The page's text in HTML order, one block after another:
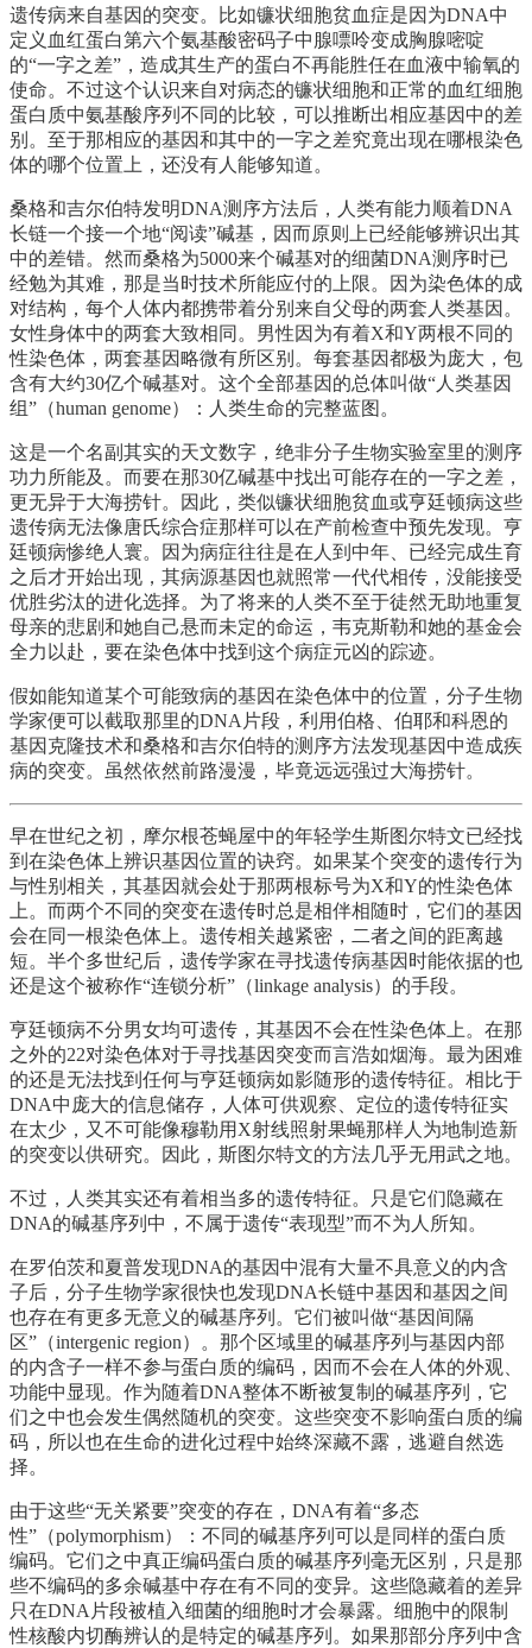
遗传病来自基因的突变。比如镰状细胞贫血症是因为DNA中
定义血红蛋白第六个氨基酸密码子中腺嘌呤变成胸腺嘧啶
的“一字之差”，造成其生产的蛋白不再能胜任在血液中输氧的
使命。不过这个认识来自对病态的镰状细胞和正常的血红细胞
蛋白质中氨基酸序列不同的比较，可以推断出相应基因中的差
别。至于那相应的基因和其中的一字之差究竟出现在哪根染色
体的哪个位置上，还没有人能够知道。
桑格和吉尔伯特发明DNA测序方法后，人类有能力顺着DNA
长链一个接一个地“阅读”碱基，因而原则上已经能够辨识出其
中的差错。然而桑格为5000来个碱基对的细菌DNA测序时已
经勉为其难，那是当时技术所能应付的上限。因为染色体的成
对结构，每个人体内都携带着分别来自父母的两套人类基因。
女性身体中的两套大致相同。男性因为有着X和Y两根不同的
性染色体，两套基因略微有所区别。每套基因都极为庞大，包
含有大约30亿个碱基对。这个全部基因的总体叫做“人类基因
组”（human genome）：人类生命的完整蓝图。
这是一个名副其实的天文数字，绝非分子生物实验室里的测序
功力所能及。而要在那30亿碱基中找出可能存在的一字之差，
更无异于大海捞针。因此，类似镰状细胞贫血或亨廷顿病这些
遗传病无法像唐氏综合症那样可以在产前检查中预先发现。亨
廷顿病惨绝人寰。因为病症往往是在人到中年、已经完成生育
之后才开始出现，其病源基因也就照常一代代相传，没能接受
优胜劣汰的进化选择。为了将来的人类不至于徒然无助地重复
母亲的悲剧和她自己悬而未定的命运，韦克斯勒和她的基金会
全力以赴，要在染色体中找到这个病症元凶的踪迹。
假如能知道某个可能致病的基因在染色体中的位置，分子生物
学家便可以截取那里的DNA片段，利用伯格、伯耶和科恩的
基因克隆技术和桑格和吉尔伯特的测序方法发现基因中造成疾
病的突变。虽然依然前路漫漫，毕竟远远强过大海捞针。
早在世纪之初，摩尔根苍蝇屋中的年轻学生斯图尔特文已经找
到在染色体上辨识基因位置的诀窍。如果某个突变的遗传行为
与性别相关，其基因就会处于那两根标号为X和Y的性染色体
上。而两个不同的突变在遗传时总是相伴相随时，它们的基因
会在同一根染色体上。遗传相关越紧密，二者之间的距离越
短。半个多世纪后，遗传学家在寻找遗传病基因时能依据的也
还是这个被称作“连锁分析”（linkage analysis）的手段。
亨廷顿病不分男女均可遗传，其基因不会在性染色体上。在那
之外的22对染色体对于寻找基因突变而言浩如烟海。最为困难
的还是无法找到任何与亨廷顿病如影随形的遗传特征。相比于
DNA中庞大的信息储存，人体可供观察、定位的遗传特征实
在太少，又不可能像穆勒用X射线照射果蝇那样人为地制造新
的突变以供研究。因此，斯图尔特文的方法几乎无用武之地。
不过，人类其实还有着相当多的遗传特征。只是它们隐藏在
DNA的碱基序列中，不属于遗传“表现型”而不为人所知。
在罗伯茨和夏普发现DNA的基因中混有大量不具意义的内含
子后，分子生物学家很快也发现DNA长链中基因和基因之间
也存在有更多无意义的碱基序列。它们被叫做“基因间隔
区”（intergenic region）。那个区域里的碱基序列与基因内部
的内含子一样不参与蛋白质的编码，因而不会在人体的外观、
功能中显现。作为随着DNA整体不断被复制的碱基序列，它
们之中也会发生偶然随机的突变。这些突变不影响蛋白质的编
码，所以也在生命的进化过程中始终深藏不露，逃避自然选
择。
由于这些“无关紧要”突变的存在，DNA有着“多态
性”（polymorphism）：不同的碱基序列可以是同样的蛋白质
编码。它们之中真正编码蛋白质的碱基序列毫无区别，只是那
些不编码的多余碱基中存在有不同的变异。这些隐藏着的差异
只在DNA片段被植入细菌的细胞时才会暴露。细胞中的限制
性核酸内切酶辨认的是特定的碱基序列。如果那部分序列中含